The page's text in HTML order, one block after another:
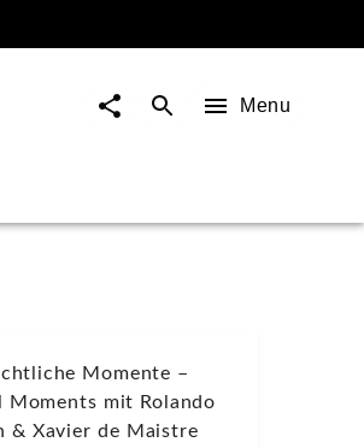
Menu
Momente –
Moments mit Rolando
& Xavier de Maistre